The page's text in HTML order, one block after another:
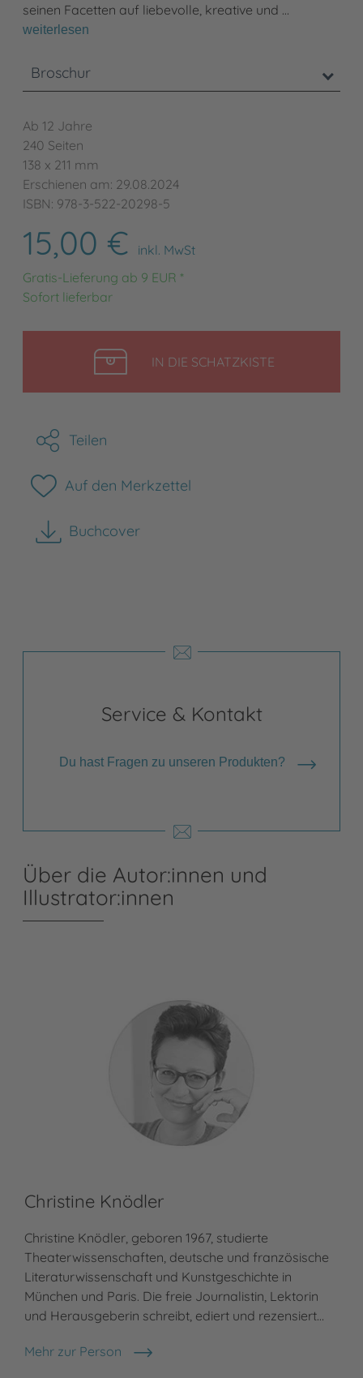
seinen Facetten auf liebevolle, kreative und …
weiterlesen
Broschur
Ab 12 Jahre
240 Seiten
138 x 211 mm
Erschienen am: 29.08.2024
ISBN: 978-3-522-20298-5
15,00 €
inkl. MwSt
Gratis-Lieferung ab 9 EUR *
Sofort lieferbar
IN DIE SCHATZKISTELEGEN
Teilen
Auf den Merkzettel
Buchcover
herunterladen
Service & Kontakt
Du hast Fragen zu unseren Produkten?
Über die Autor:innen und
Illustrator:innen
Christine Knödler
Christine Knödler, geboren 1967, studierte
Theaterwissenschaften, deutsche und französische
Literaturwissenschaft und Kunstgeschichte in
München und Paris. Die freie Journalistin, Lektorin
und Herausgeberin schreibt, ediert und rezensiert…
Mehr zur Person
Christine Knödler